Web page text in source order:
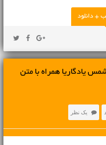
+ دانلود
یادگاریا همراه با متن
یک نظر